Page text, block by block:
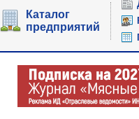
Каталог
предприятий